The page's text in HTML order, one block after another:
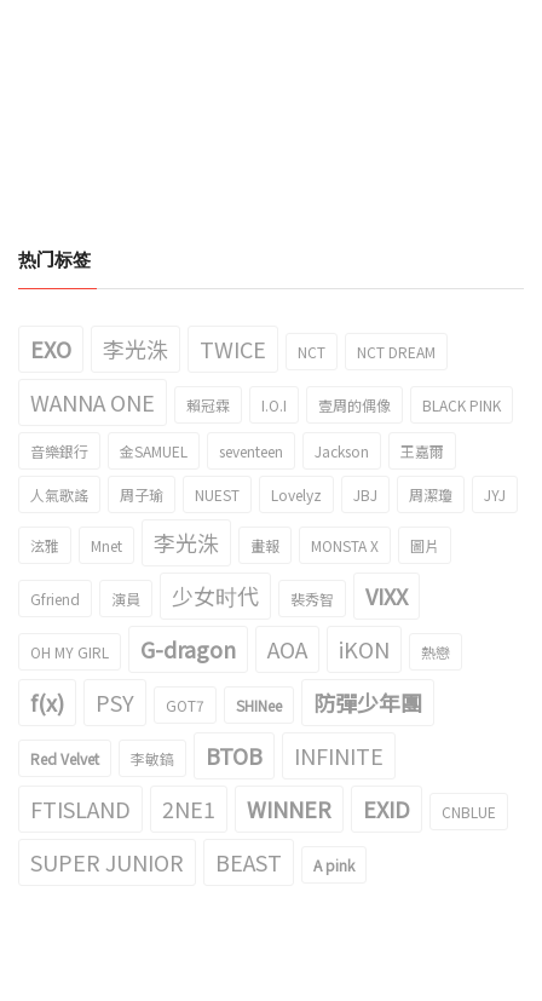
热门标签
EXO 李光洙 TWICE NCT NCT DREAM
WANNA ONE 賴冠霖 I.O.I 壹周的偶像 BLACK PINK
音樂銀行 金SAMUEL seventeen Jackson 王嘉爾
人氣歌謠 周子瑜 NUEST Lovelyz JBJ 周潔瓊 JYJ
泫雅 Mnet 李光洙 畫報 MONSTA X 圖片
Gfriend 演員 少女时代 裴秀智 VIXX
OH MY GIRL G-dragon AOA iKON 熱戀
f(x) PSY GOT7 SHINee 防彈少年團
Red Velvet 李敏鎬 BTOB
INFINITE
FTISLAND
2NE1 WINNER EXID CNBLUE
SUPER JUNIOR BEAST A pink